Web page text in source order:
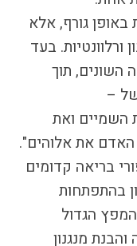
באופן גורף, אלא
ורלוונטיות. בעד
השונים, תוך
–
השמיים ואת
את אלוהים".
בריאה קדומים
בהתפתחות
הגדול
מנגנון